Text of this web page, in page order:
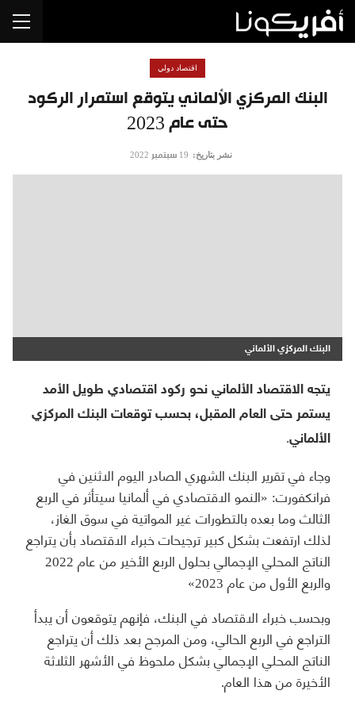
البنك المركزي الألماني يتوقع استمرار الركود
حتى عام 2023
اقتصاد دولي
نشر بتاريخ: 19 سبتمبر 2022
البنك المركزي الألماني
يتجه الاقتصاد الألماني نحو ركود اقتصادي طويل الأمد
يستمر حتى العام المقبل، بحسب توقعات البنك المركزي
الألماني.
وجاء في تقرير البنك الشهري الصادر اليوم الاثنين في
فرانكفورت: «النمو الاقتصادي في ألمانيا سيتأثر في الربع
الثالث وما بعده بالتطورات غير المواتية في سوق الغاز،
لذلك ارتفعت بشكل كبير ترجيحات خبراء الاقتصاد بأن يتراجع
الناتج المحلي الإجمالي بحلول الربع الأخير من عام 2022
والربع الأول من عام 2023»
وبحسب خبراء الاقتصاد في البنك، فإنهم يتوقعون أن يبدأ
التراجع في الربع الحالي، ومن المرجح بعد ذلك أن يتراجع
الناتج المحلي الإجمالي بشكل ملحوظ في الأشهر الثلاثة
الأخيرة من هذا العام.